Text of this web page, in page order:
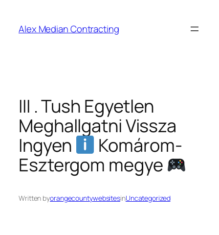
Alex Median Contracting
III . Tush Egyetlen
Meghallgatni Vissza
Ingyen
Komárom-
Esztergom megye
Written byorangecountywebsitesinUncategorized